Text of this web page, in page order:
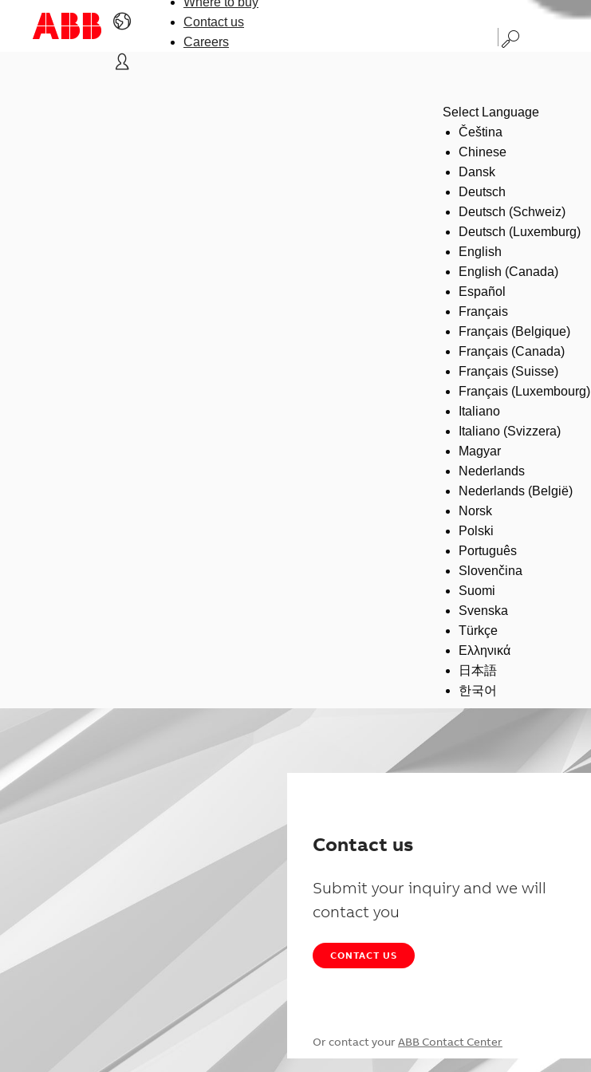
Contact us
Careers
Select Language
Čeština
Chinese
Dansk
Deutsch
Deutsch (Schweiz)
Deutsch (Luxemburg)
English
English (Canada)
Español
Français
Français (Belgique)
Français (Canada)
Français (Suisse)
Français (Luxembourg)
Italiano
Italiano (Svizzera)
Magyar
Nederlands
Nederlands (België)
Norsk
Polski
Português
Slovenčina
Suomi
Svenska
Türkçe
Ελληνικά
日本語
한국어
Contact us
Submit your inquiry and we will
contact you
CONTACT US
Or contact your ABB Contact Center